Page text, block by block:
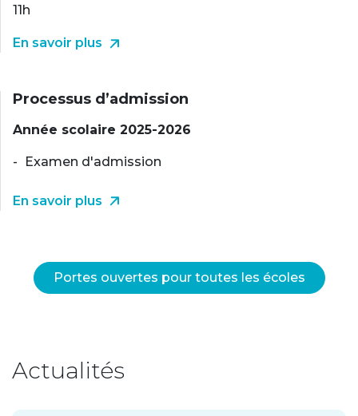
11h
En savoir plus
Processus d’admission
Année scolaire 2025-2026
Examen d'admission
En savoir plus
Portes ouvertes pour toutes les écoles
Actualités